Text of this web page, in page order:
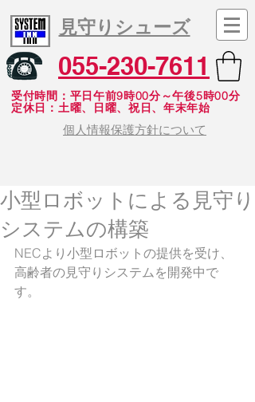
見守りシューズ
055-230-7611
受付時間：平日午前9時00分～午後5時00分
​定休日：土曜、日曜、祝日、年末年始
個人情報保護方針について
小型ロボットによる見守り
システムの構築
NECより小型ロボットの提供を受け、
高齢者の見守りシステムを開発中で
す。